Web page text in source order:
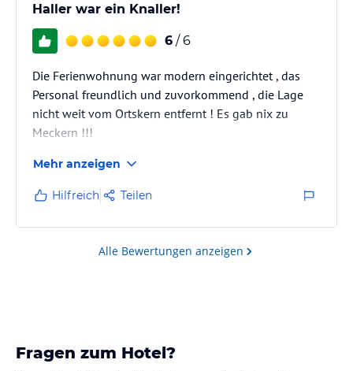
Haller war ein Knaller!
6 / 6
Die Ferienwohnung war modern eingerichtet , das
Personal freundlich und zuvorkommend , die Lage
nicht weit vom Ortskern entfernt ! Es gab nix zu
Meckern !!!
Mehr anzeigen
Hilfreich Teilen
Alle Bewertungen anzeigen
Fragen zum Hotel?